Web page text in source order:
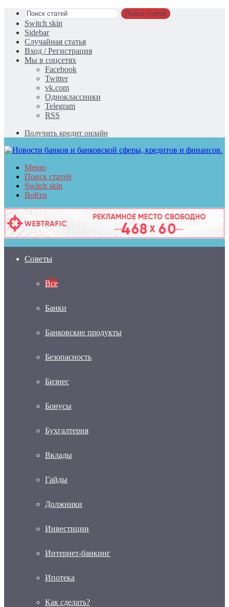
Поиск статей
Switch skin
Sidebar
Случайная статья
Вход / Регистрация
Мы в соцсетях
Facebook
Twitter
vk.com
Одноклассники
Telegram
RSS
Получить кредит онлайн
Меню
Поиск статей
Switch skin
Войти
Советы
Все
Банки
Банковские продукты
Безопасность
Бизнес
Бонусы
Бухгалтерия
Вклады
Гайды
Должники
Инвестиции
Интернет-банкинг
Ипотека
Как сделать?